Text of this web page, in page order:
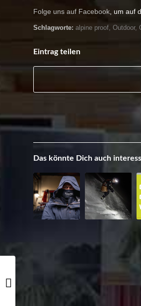
Folge uns auf Facebook , um auf
Schlagworte: alpine proof Outdoor,
Eintrag teilen
Das könnte Dich auch